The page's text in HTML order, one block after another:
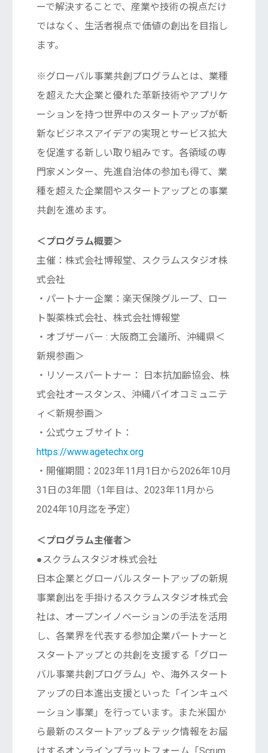
ーで解決することで、産業や技術の視点だけ
ではなく、生活者視点で価値の創出を目指し
ます。
※グローバル事業共創プログラムとは、業種
を超えた大企業と優れた革新技術やアプリケ
ーションを持つ世界中のスタートアップが斬
新なビジネスアイデアの実現とサービス拡大
を促進する新しい取り組みです。各領域の専
門家メンター、先進自治体の参加も得て、業
種を超えた企業間やスタートアップとの事業
共創を進めます。
＜プログラム概要＞
主催：株式会社博報堂、スクラムスタジオ株
式会社
・パートナー企業：楽天保険グループ、ロー
ト製薬株式会社、株式会社博報堂
・オブザーバー : 大阪商工会議所、沖縄県＜
新規参画＞
・リソースパートナー： 日本抗加齢協会、株
式会社オースタンス、沖縄バイオコミュニテ
ィ＜新規参画＞
・公式ウェブサイト：
https://www.agetechx.org
・開催期間：2023年11月1日から2026年10月
31日の3年間（1年目は、2023年11月から
2024年10月迄を予定）
＜プログラム主催者＞
●スクラムスタジオ株式会社
日本企業とグローバルスタートアップの新規
事業創出を手掛けるスクラムスタジオ株式会
社は、オープンイノベーションの手法を活用
し、各業界を代表する参加企業パートナーと
スタートアップとの共創を支援する「グロー
バル事業共創プログラム」や、海外スタート
アップの日本進出支援といった「インキュベ
ーション事業」を行っています。また米国か
ら最新のスタートアップ＆テック情報をお届